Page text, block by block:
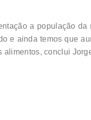
a população
e ainda temos que
conclui